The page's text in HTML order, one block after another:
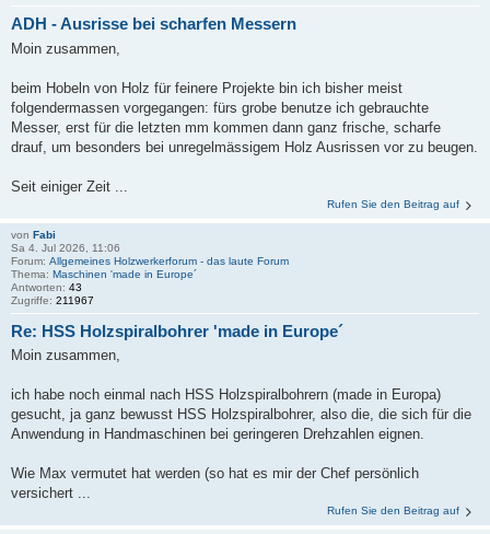
ADH - Ausrisse bei scharfen Messern
Moin zusammen,
beim Hobeln von Holz für feinere Projekte bin ich bisher meist
folgendermassen vorgegangen: fürs grobe benutze ich gebrauchte
Messer, erst für die letzten mm kommen dann ganz frische, scharfe
drauf, um besonders bei unregelmässigem Holz Ausrissen vor zu beugen.
Seit einiger Zeit ...
Rufen Sie den Beitrag auf
von Fabi
Sa 4. Jul 2026, 11:06
Forum: Allgemeines Holzwerkerforum - das laute Forum
Thema: Maschinen 'made in Europe´
Antworten: 43
Zugriffe: 211967
Re: HSS Holzspiralbohrer 'made in Europe´
Moin zusammen,
ich habe noch einmal nach HSS Holzspiralbohrern (made in Europa)
gesucht, ja ganz bewusst HSS Holzspiralbohrer, also die, die sich für die
Anwendung in Handmaschinen bei geringeren Drehzahlen eignen.
Wie Max vermutet hat werden (so hat es mir der Chef persönlich
versichert ...
Rufen Sie den Beitrag auf